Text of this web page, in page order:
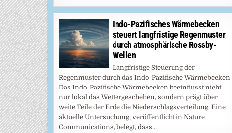
Indo-Pazifisches Wärmebecken
steuert langfristige Regenmuster
durch atmosphärische Rossby-
Wellen
Langfristige Steuerung der
Regenmuster durch das Indo-Pazifische Wärmebecken
Das Indo-Pazifische Wärmebecken beeinflusst nicht
nur lokal das Wettergeschehen, sondern prägt über
weite Teile der Erde die Niederschlagsverteilung. Eine
aktuelle Untersuchung, veröffentlicht in Nature
Communications, belegt, dass…